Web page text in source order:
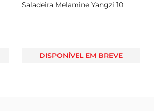
Saladeira Melamine Yangzi 10
DISPONÍVEL EM BREVE